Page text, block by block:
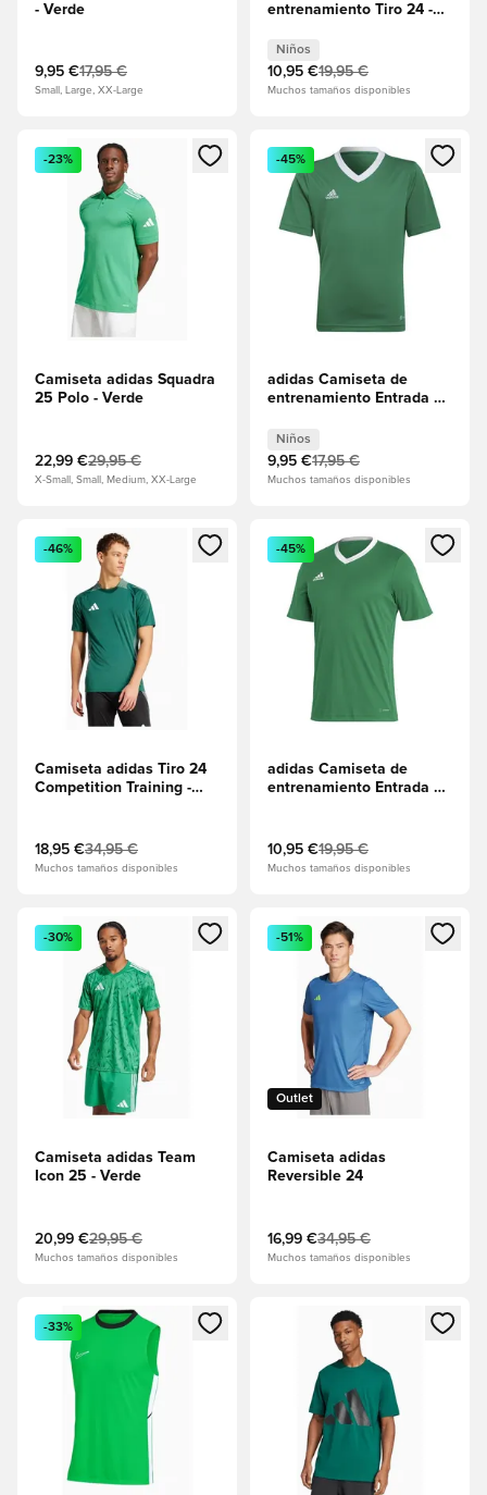
- Verde
9,95 €17,95 €
Small, Large, XX-Large
entrenamiento Tiro 24 -
Niños
Niños
10,95 €19,95 €
Muchos tamaños disponibles
Abre un modal para iniciar sesión o registrarse como
-23%
Camiseta adidas Squadra
25 Polo - Verde
22,99 €29,95 €
X-Small, Small, Medium, XX-Large
Abre un modal para iniciar
-45%
adidas Camiseta de
entrenamiento Entrada 22
Niños
Niños
9,95 €17,95 €
Muchos tamaños disponibles
Abre un modal para iniciar sesión o registrarse como
-46%
Camiseta adidas Tiro 24
Competition Training -
18,95 €34,95 €
Muchos tamaños disponibles
Abre un modal para iniciar
-45%
adidas Camiseta de
entrenamiento Entrada 22
10,95 €19,95 €
Muchos tamaños disponibles
Abre un modal para iniciar sesión o registrarse como
-30%
Camiseta adidas Team
Icon 25 - Verde
20,99 €29,95 €
Muchos tamaños disponibles
Abre un modal para iniciar
Outlet
-51%
Camiseta adidas
Reversible 24
16,99 €34,95 €
Muchos tamaños disponibles
Abre un modal para iniciar sesión o registrarse como
-33%
Abre un modal para iniciar